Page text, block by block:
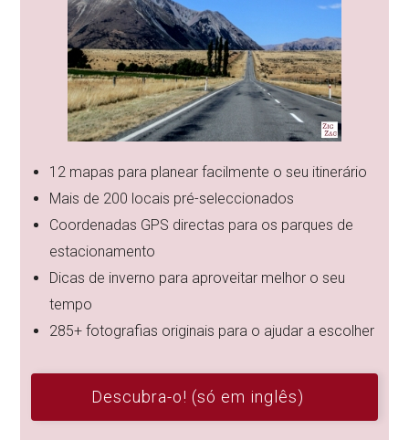
12 mapas para planear facilmente o seu itinerário
Mais de 200 locais pré-seleccionados
Coordenadas GPS directas para os parques de
estacionamento
Dicas de inverno para aproveitar melhor o seu
tempo
285+ fotografias originais para o ajudar a escolher
Descubra-o! (só em inglês)